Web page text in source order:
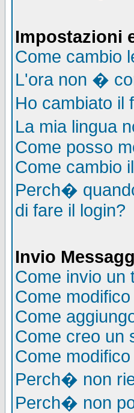
Impostazioni
Come cambio
L'ora non �
Ho cambiato il
La mia lingua
Come posso
Come cambio
Perch�
di fare il login?
Invio
Come invio un
Come
Come
Come creo un
Come
Perch� non
Perch� non